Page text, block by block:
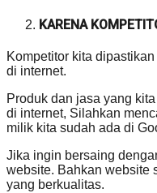
KARENA
Kompetitor kita
di internet.
Produk dan jasa yang
di internet, Silahkan
milik kita sudah ada di
Jika ingin bersaing
website. Bahkan website
yang berkualitas.